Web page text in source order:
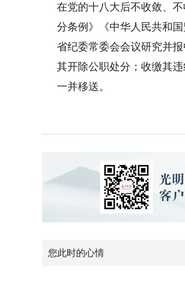
在党的十八大后不收敛、
分条例》《中华人民共和
省纪委常委会会议研究并
其开除公职处分；收缴其
一并移送。
您此时的心情